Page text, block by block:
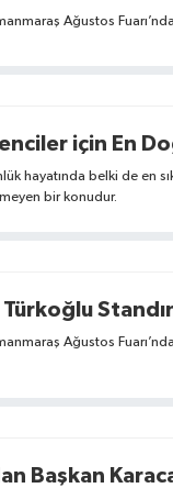
Ağustos
için En
hayatında belki de en sık
bir konudur.
Ağustos Fuarı’nda
Ağustos
Başkan